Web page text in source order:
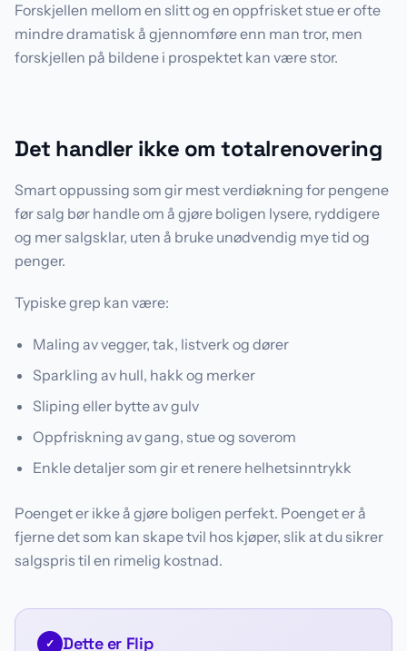
Forskjellen mellom en slitt og en oppfrisket stue er ofte
mindre dramatisk å gjennomføre enn man tror, men
forskjellen på bildene i prospektet kan være stor.
Det handler ikke om totalrenovering
Smart oppussing som gir mest verdiøkning for pengene
før salg bør handle om å gjøre boligen lysere, ryddigere
og mer salgsklar, uten å bruke unødvendig mye tid og
penger.
Typiske grep kan være:
Maling av vegger, tak, listverk og dører
Sparkling av hull, hakk og merker
Sliping eller bytte av gulv
Oppfriskning av gang, stue og soverom
Enkle detaljer som gir et renere helhetsinntrykk
Poenget er ikke å gjøre boligen perfekt. Poenget er å
fjerne det som kan skape tvil hos kjøper, slik at du sikrer
salgspris til en rimelig kostnad.
✓ Dette er Flip